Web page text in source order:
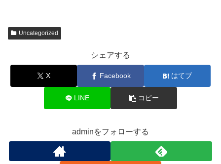
Uncategorized
シェアする
X Facebook はてブ
LINE コピー
adminをフォローする